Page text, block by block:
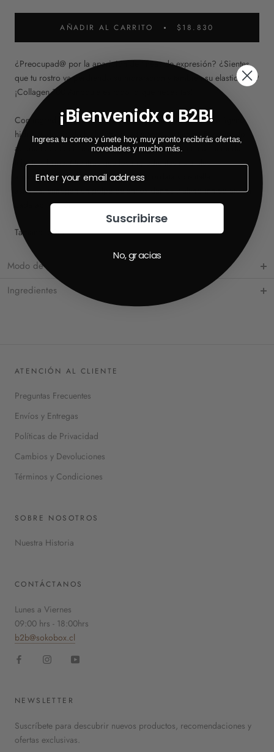
AÑADIR AL CARRITO $18.830
¿Preocupad@ por la aparición de líneas de expresión? ¿Sientes
que tu rostro va perdiendo su hidratación y también su elasticidad?
¡Collagen 100 Ampoule es todo lo que necesitas!
Con ingredientes humectantes y reafirmantes como el colágeno
hidrolizado, ácido hialurónico, adenosina, vitamina E y péptidos,
aporta todo lo necesario para conseguir una piel más húmeda,
tujente y firme. Mientras que los ingredientes naturales
antiinflamatorios como la houttuynia cordata y centella
asiática, entregan un golpe de antioxidantes y alivio inmediato en
cada aplicación.
Tamaño: 30ml
Modo de Uso
Ingredientes
ATENCIÓN AL CLIENTE
Preguntas Frecuentes
Envíos y Entregas
Políticas de Privacidad
Cambios y Devoluciones
Términos y Condiciones
SOBRE NOSOTROS
Nuestra Historia
CONTÁCTANOS
Lunes a Viernes
09:00 hrs - 18:00hrs
b2b@sokobox.cl
NEWSLETTER
Suscríbete para descubrir nuevos productos, recomendaciones y
ofertas exclusivas.
¡Bienvenidx a B2B!
Ingresa tu correo y únete hoy, muy pronto recibirás ofertas,
novedades y mucho más.
Suscribirse
No, gracias